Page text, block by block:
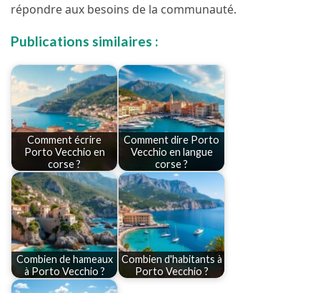
répondre aux besoins de la communauté.
Publications similaires :
Comment écrire
Porto Vecchio en
corse ?
Comment dire Porto
Vecchio en langue
corse ?
Combien de hameaux
à Porto Vecchio ?
Combien d'habitants à
Porto Vecchio ?